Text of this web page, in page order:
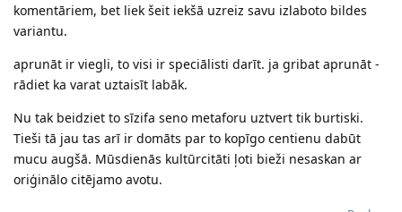
komentāriem, bet liek šeit iekšā uzreiz savu izlaboto bildes
variantu.
aprunāt ir viegli, to visi ir speciālisti darīt. ja gribat aprunāt -
rādiet ka varat uztaisīt labāk.
Nu tak beidziet to sīzifa seno metaforu uztvert tik burtiski.
Tieši tā jau tas arī ir domāts par to kopīgo centienu dabūt
mucu augšā. Mūsdienās kultūrcitāti ļoti bieži nesaskan ar
oriģinālo citējamo avotu.